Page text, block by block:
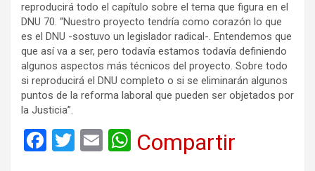
reproducirá todo el capítulo sobre el tema que figura en el
DNU 70. “Nuestro proyecto tendría como corazón lo que
es el DNU -sostuvo un legislador radical-. Entendemos que
que así va a ser, pero todavía estamos todavía definiendo
algunos aspectos más técnicos del proyecto. Sobre todo
si reproducirá el DNU completo o si se eliminarán algunos
puntos de la reforma laboral que pueden ser objetados por
la Justicia”.
F
T
E
W
Compartir